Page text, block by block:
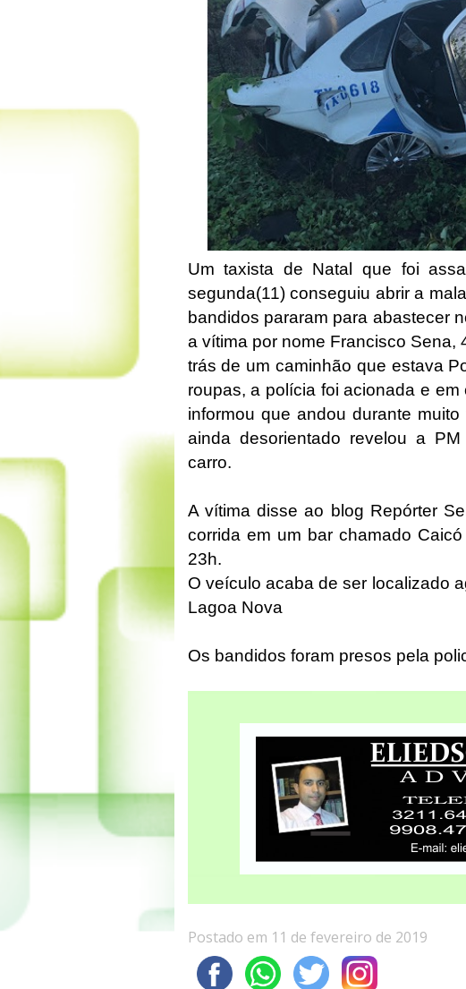
Um taxista de Natal que foi
segunda(11) conseguiu abrir a
bandidos pararam para abastecer
a vítima por nome Francisco
trás de um caminhão que estava
roupas, a polícia foi acionada e
informou que andou durante
ainda desorientado revelou a
carro.
A vítima disse ao blog Repórter
corrida em um bar chamado
23h.
O veículo acaba de ser localizado
Lagoa Nova
Os bandidos foram presos pela
Postado em 11 de fevereiro de 2019